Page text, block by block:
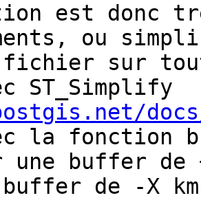
est donc
ou
fichier sur
la fonction
une buffer de
buffer de -X